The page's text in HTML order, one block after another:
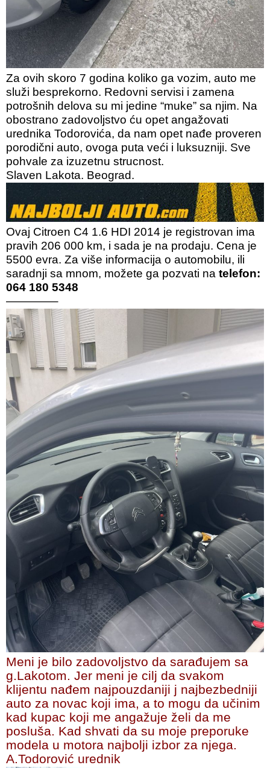
Za ovih skoro 7 godina koliko ga vozim, auto me
služi besprekorno. Redovni servisi i zamena
potrošnih delova su mi jedine “muke” sa njim. Na
obostrano zadovoljstvo ću opet angažovati
urednika Todorovića, da nam opet nađe proveren
porodični auto, ovoga puta veći i luksuzniji. Sve
pohvale za izuzetnu strucnost.
Slaven Lakota. Beograd.
Ovaj Citroen C4 1.6 HDI 2014 je registrovan ima
pravih 206 000 km, i sada je na prodaju. Cena je
5500 evra. Za više informacija o automobilu, ili
saradnji sa mnom, možete ga pozvati na telefon:
064 180 5348
————–
Meni je bilo zadovoljstvo da sarađujem sa
g.Lakotom. Jer meni je cilj da svakom
klijentu nađem najpouzdaniji j najbezbedniji
auto za novac koji ima, a to mogu da učinim
kad kupac koji me angažuje želi da me
posluša. Kad shvati da su moje preporuke
modela u motora najbolji izbor za njega.
A.Todorović urednik